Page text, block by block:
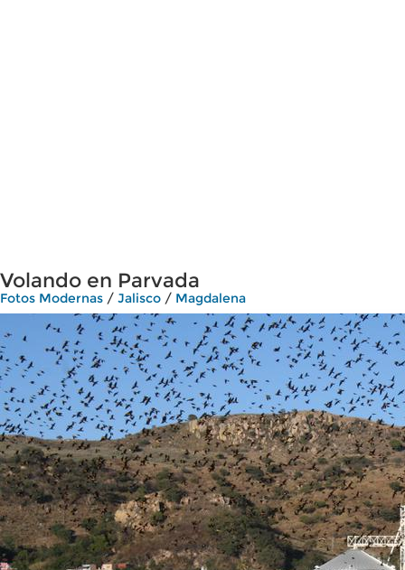
Volando en Parvada
Fotos Modernas / Jalisco / Magdalena